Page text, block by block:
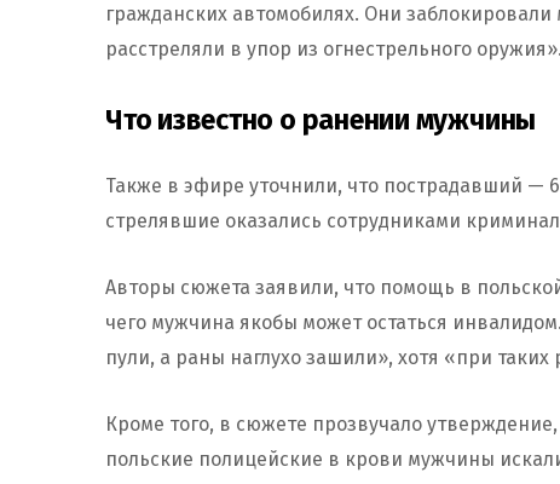
гражданских автомобилях. Они
расстреляли в упор из огнестрельного
Что известно о ранении мужчины
Также в эфире уточнили, что пострадавший —
стрелявшие оказались сотрудниками
Авторы сюжета заявили, что помощь в
чего мужчина якобы может остаться
пули, а раны наглухо зашили», хотя «при
Кроме того, в сюжете прозвучало
польские полицейские в крови мужчины